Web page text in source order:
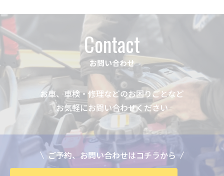
Contact
お問い合わせ
お車、車検・修理などのお困りごとなど
お気軽にお問い合わせください
ご予約、お問い合わせはコチラから